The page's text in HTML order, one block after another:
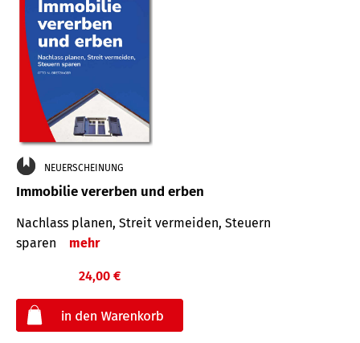
NEUERSCHEINUNG
Immobilie vererben und erben
Nachlass planen, Streit vermeiden, Steuern
sparen
mehr
24,00 €